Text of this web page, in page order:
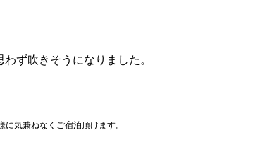
ず吹きそうになりました。
気兼ねなくご宿泊頂けます。